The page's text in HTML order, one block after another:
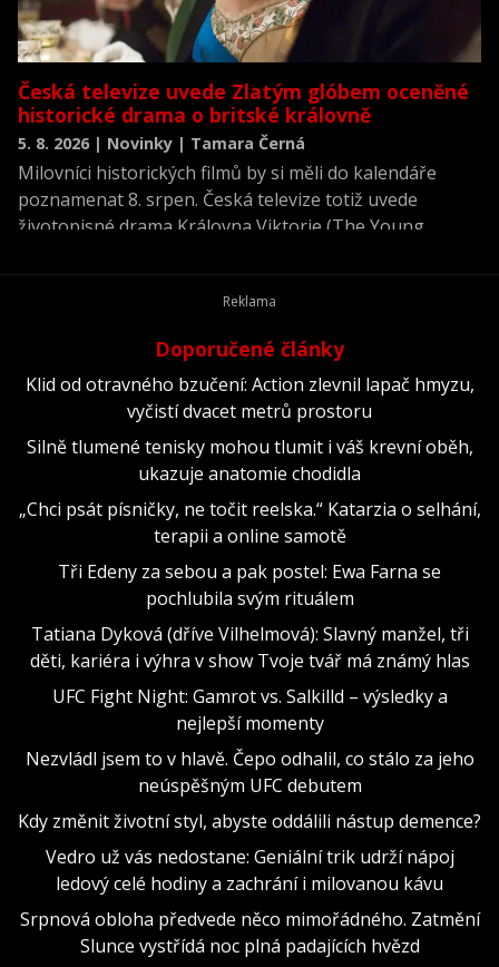
Česká televize uvede Zlatým glóbem oceněné
historické drama o britské královně
5. 8. 2026 | Novinky | Tamara Černá
Milovníci historických filmů by si měli do kalendáře
poznamenat 8. srpen. Česká televize totiž uvede
životopisné drama Královna Viktorie (The Young
Doporučené články
Klid od otravného bzučení: Action zlevnil lapač hmyzu,
vyčistí dvacet metrů prostoru
Silně tlumené tenisky mohou tlumit i váš krevní oběh,
ukazuje anatomie chodidla
„Chci psát písničky, ne točit reelska.“ Katarzia o selhání,
terapii a online samotě
Tři Edeny za sebou a pak postel: Ewa Farna se
pochlubila svým rituálem
Tatiana Dyková (dříve Vilhelmová): Slavný manžel, tři
děti, kariéra i výhra v show Tvoje tvář má známý hlas
UFC Fight Night: Gamrot vs. Salkilld – výsledky a
nejlepší momenty
Nezvládl jsem to v hlavě. Čepo odhalil, co stálo za jeho
neúspěšným UFC debutem
Kdy změnit životní styl, abyste oddálili nástup demence?
Vedro už vás nedostane: Geniální trik udrží nápoj
ledový celé hodiny a zachrání i milovanou kávu
Srpnová obloha předvede něco mimořádného. Zatmění
Slunce vystřídá noc plná padajících hvězd